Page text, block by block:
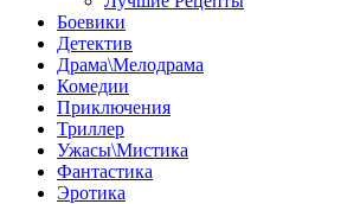
Боевики
Детектив
Драма\Мелодрама
Комедии
Приключения
Триллер
Ужасы\Мистика
Фантастика
Эротика